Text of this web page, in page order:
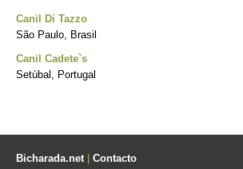
Canil Di Tazzo
São Paulo, Brasil
Canil Cadete`s
Setúbal, Portugal
Bicharada.net| Contacto